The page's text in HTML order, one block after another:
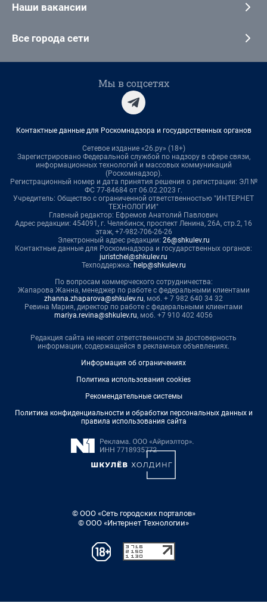
Наши вакансии
Все города сети
Мы в соцсетях
Контактные данные для Роскомнадзора и государственных органов
Сетевое издание «26.ру» (18+)
Зарегистрировано Федеральной службой по надзору в сфере связи,
информационных технологий и массовых коммуникаций
(Роскомнадзор).
Регистрационный номер и дата принятия решения о регистрации: ЭЛ №
ФС 77-84684 от 06.02.2023 г.
Учредитель: Общество с ограниченной ответственностью "ИНТЕРНЕТ
ТЕХНОЛОГИИ"
Главный редактор: Ефремов Анатолий Павлович
Адрес редакции: 454091, г. Челябинск, проспект Ленина, 26А, стр.2, 16
этаж, +7-982-706-26-26
Электронный адрес редакции: 26@shkulev.ru
Контактные данные для Роскомнадзора и государственных органов:
juristchel@shkulev.ru
Техподдержка: help@shkulev.ru
По вопросам коммерческого сотрудничества:
Жапарова Жанна, менеджер по работе с федеральными клиентами
zhanna.zhaparova@shkulev.ru, моб. + 7 982 640 34 32
Ревина Мария, директор по работе с федеральными клиентами
mariya.revina@shkulev.ru, моб. +7 910 402 4056
Редакция сайта не несет ответственности за достоверность
информации, содержащейся в рекламных объявлениях.
Информация об ограничениях
Политика использования cookies
Рекомендательные системы
Политика конфиденциальности и обработки персональных данных и
правила использования сайта
© ООО «Сеть городских порталов»
© ООО «Интернет Технологии»